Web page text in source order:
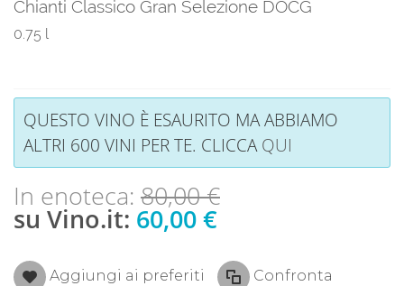
Chianti Classico Gran Selezione DOCG
0.75 l
QUESTO VINO È ESAURITO MA ABBIAMO
ALTRI 600 VINI PER TE. CLICCAQUI
In enoteca: 80,00 €
su Vino.it: 60,00 €
Aggiungi ai preferiti Confronta